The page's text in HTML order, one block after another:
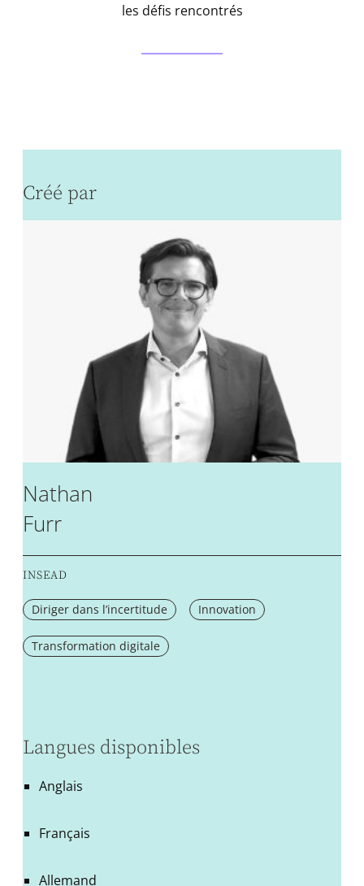
les défis rencontrés
Créé par
Nathan
Furr
INSEAD
Diriger dans l’incertitude Innovation
Transformation digitale
Langues disponibles
Anglais
Français
Allemand